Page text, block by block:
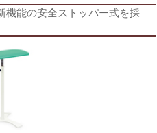
機能の安全ストッパー式を採